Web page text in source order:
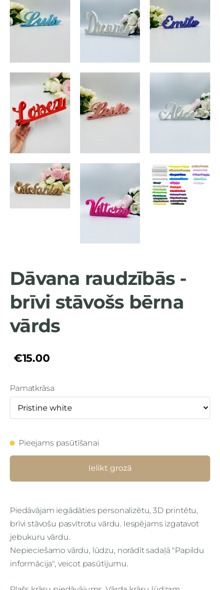
Dāvana raudzībās -
brīvi stāvošs bērna
vārds
€15.00
Pamatkrāsa
Pieejams pasūtīšanai
Ielikt grozā
Piedāvājam iegādāties personalizētu, 3D printētu,
brīvi stāvošu pasvītrotu vārdu. Iespējams izgatavot
jebukuru vārdu.
Nepieciešamo vārdu, lūdzu, norādīt sadaļā "Papildu
informācija", veicot pasūtījumu.